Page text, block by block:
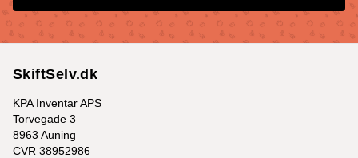
SkiftSelv.dk
KPA Inventar APS
Torvegade 3
8963 Auning
CVR 38952986